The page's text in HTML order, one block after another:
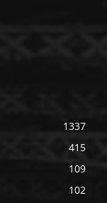
1337
415
109
102